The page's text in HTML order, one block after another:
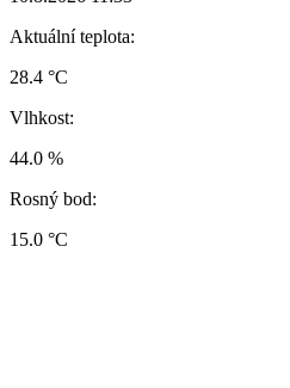
Aktuální teplota:
28.4 °C
Vlhkost:
44.0 %
Rosný bod:
15.0 °C